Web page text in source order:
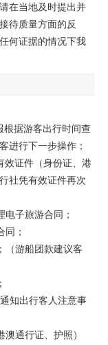
在当地及时提出并
待质量方面的反
何证据的情况下我
根据游客出行时间查
进行下一步操作；
效证件（身份证、港
社凭有效证件再次
子旅游合同；
；
（游船团款建议客
知出行客人注意事
通行证、护照）